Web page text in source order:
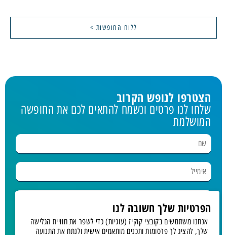
ללוח החופשות >
הצטרפו לנופש הקרוב
שלחו לנו פרטים ונשמח להתאים לכם את החופשה
המושלמת
בחר נופש
הפרטיות שלך חשובה לנו
אנחנו משתמשים בקובצי קוקיז (עוגיות) כדי לשפר את חוויית הגלישה
שלך, להציג לך פרסומות ותכנים מותאמים אישית ולנתח את התנועה